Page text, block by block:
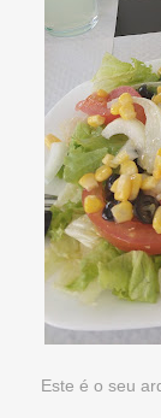
Este é o seu